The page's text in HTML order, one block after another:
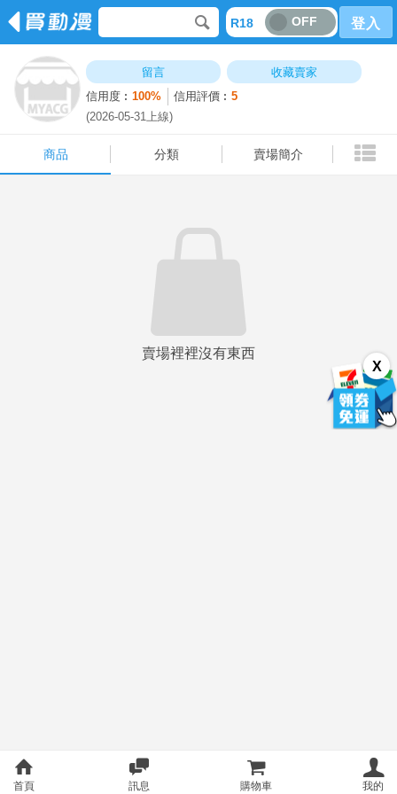
R18 OFF 登入
留言
收藏賣家
信用度︰100% 信用評價︰5
(2026-05-31上線)
商品 分類 賣場簡介
X
賣場裡裡沒有東西
商品 分類 賣場簡介
首頁 訊息 購物車 我的